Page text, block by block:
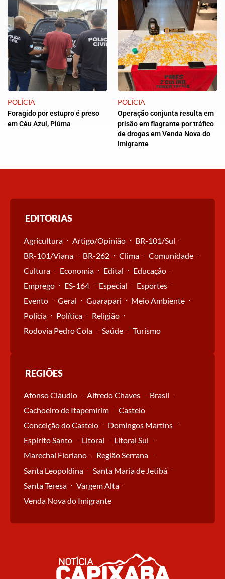
POLÍCIA
Foragido por estupro é preso
em Céu Azul, Piúma
POLÍCIA
Operação conjunta resulta em
prisão em flagrante por tráfico
de drogas em Venda Nova do
Imigrante
EDITORIAS
Agricultura Artigo/Opinião
BR-101/Sul
BR-101/Viana
BR-262 Clima
Comunidade
Cultura
Economia Edital
Educação
Emprego
ES-164 Especial
Esportes
Evento
Geral Guarapari
Meio Ambiente
Polícia
Política
Religião
Rodovia Pedro Cola
Saúde Turismo
REGIÕES
Afonso Cláudio Alfredo Chaves
Brasil
Cachoeiro de Itapemirim
Castelo
Conceição do Castelo
Domingos Martins
Espírito Santo
Litoral
Litoral Sul
Marechal Floriano
Região Serrana
Santa Leopoldina
Santa Maria de Jetibá
Santa Teresa
Vargem Alta
Venda Nova do Imigrante